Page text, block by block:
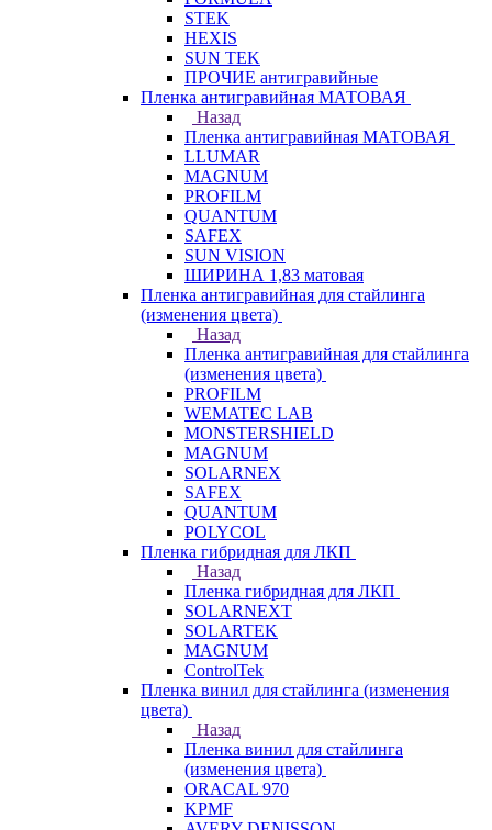
STEK
HEXIS
SUN TEK
ПРОЧИЕ антигравийные
Пленка антигравийная МАТОВАЯ
Назад
Пленка антигравийная МАТОВАЯ
LLUMAR
MAGNUM
PROFILM
QUANTUM
SAFEX
SUN VISION
ШИРИНА 1,83 матовая
Пленка антигравийная для стайлинга
(изменения цвета)
Назад
Пленка антигравийная для стайлинга
(изменения цвета)
PROFILM
WEMATEC LAB
MONSTERSHIELD
MAGNUM
SOLARNEX
SAFEX
QUANTUM
POLYCOL
Пленка гибридная для ЛКП
Назад
Пленка гибридная для ЛКП
SOLARNEXT
SOLARTEK
MAGNUM
ControlTek
Пленка винил для стайлинга (изменения
цвета)
Назад
Пленка винил для стайлинга
(изменения цвета)
ORACAL 970
KPMF